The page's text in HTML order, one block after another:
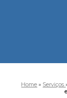
Home » Serviços